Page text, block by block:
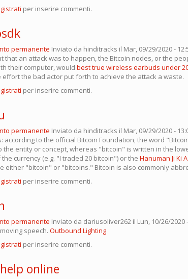
per inserire commenti.
permanente Inviato da hinditracks il Mar, 09/29/2020 -
that an attack was to happen, the Bitcoin nodes, or the
their computer, would best true wireless earbuds under
effort the bad actor put forth to achieve the attack a waste.
per inserire commenti.
permanente Inviato da hinditracks il Mar, 09/29/2020 -
according to the official Bitcoin Foundation, the word
the entity or concept, whereas "bitcoin" is written in the
currency (e.g. "I traded 20 bitcoin") or the Hanuman Ji Ki
either "bitcoin" or "bitcoins." Bitcoin is also commonly
per inserire commenti.
permanente Inviato da dariusoliver262 il Lun, 10/26/2020
speech. Outbound Lighting
per inserire commenti.
online